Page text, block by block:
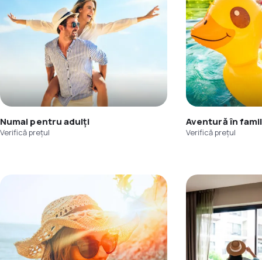
Numai pentru adulți
Verifică prețul
Aventură în
Verifică prețul